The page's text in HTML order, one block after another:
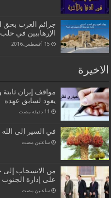
جرائم الغرب بحق
الإرهابيين في
15 أغسطس,2016
الاخيرة
مواقف إيران
يعود لسابق عهده
في السير إلى الله ١
‏ساعتين مضت
من الانسحاب إلى
على إدارة
‏ساعتين مضت